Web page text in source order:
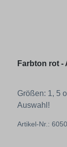
Farbton rot -
Größen: 1, 5
Auswahl!
Artikel-Nr.: